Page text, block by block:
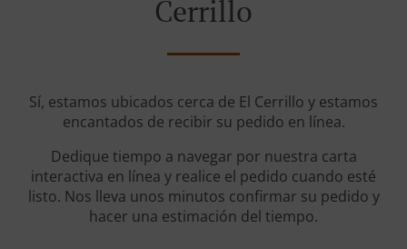
Cerrillo
Sí, estamos ubicados cerca de El Cerrillo y estamos
encantados de recibir su pedido en línea.
Dedique tiempo a navegar por nuestra carta
interactiva en línea y realice el pedido cuando esté
listo. Nos lleva unos minutos confirmar su pedido y
hacer una estimación del tiempo.